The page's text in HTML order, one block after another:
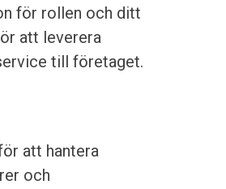
för rollen och ditt
att leverera
till företaget.
att hantera
och